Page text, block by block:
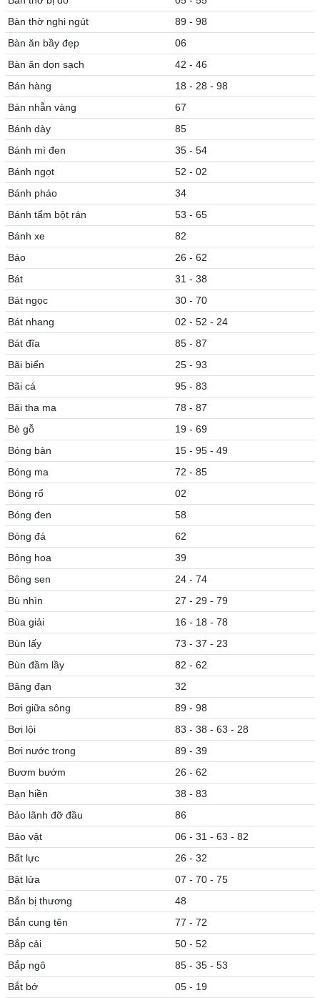
Bàn thờ nghi ngút
89 - 98
Bàn ăn bầy đẹp
06
Bàn ăn dọn sạch
42 - 46
Bán hàng
18 - 28 - 98
Bán nhẫn vàng
67
Bánh dày
85
Bánh mì đen
35 - 54
Bánh ngọt
52 - 02
Bánh pháo
34
Bánh tẩm bột rán
53 - 65
Bánh xe
82
Báo
26 - 62
Bát
31 - 38
Bát ngọc
30 - 70
Bát nhang
02 - 52 - 24
Bát đĩa
85 - 87
Bãi biển
25 - 93
Bãi cá
95 - 83
Bãi tha ma
78 - 87
Bè gỗ
19 - 69
Bóng bàn
15 - 95 - 49
Bóng ma
72 - 85
Bóng rổ
02
Bóng đen
58
Bóng đá
62
Bông hoa
39
Bông sen
24 - 74
Bù nhìn
27 - 29 - 79
Bùa giải
16 - 18 - 78
Bùn lấy
73 - 37 - 23
Bùn đầm lầy
82 - 62
Băng đạn
32
Bơi giữa sông
89 - 98
Bơi lội
83 - 38 - 63 - 28
Bơi nước trong
89 - 39
Bươm bướm
26 - 62
Bạn hiền
38 - 83
Bảo lãnh đỡ đầu
86
Bảo vật
06 - 31 - 63 - 82
Bất lực
26 - 32
Bật lửa
07 - 70 - 75
Bắn bị thương
48
Bắn cung tên
77 - 72
Bắp cải
50 - 52
Bắp ngô
85 - 35 - 53
Bắt bớ
05 - 19